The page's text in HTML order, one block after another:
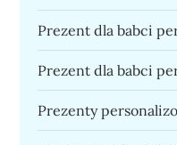
Prezent dla babci
Prezent dla babci
Prezenty